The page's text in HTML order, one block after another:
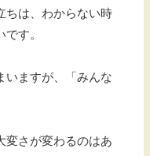
ちは、わからない時
す。
いますが、「みんな
変さが変わるのはあ